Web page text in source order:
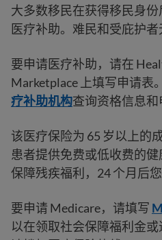
大多数移民在获得移民身
医疗补助。难民和受庇护者
要申请医疗补助，请在
Marketplace 上填写申请表
疗补助机构查询资格信息和
该医疗保险为 65 岁以上的
患者提供免费或低收费的
保障残疾福利，24 个月后
要申请 Medicare，请填写
以在领取社会保障福利金或